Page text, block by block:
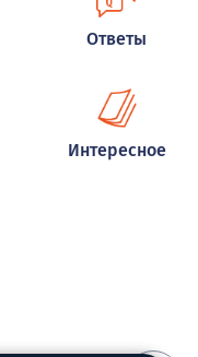
Ответы
Интересное